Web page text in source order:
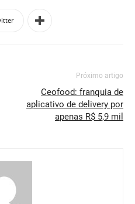
Próximo artigo
Ceofood: franquia de
aplicativo de delivery por
apenas R$ 5,9 mil